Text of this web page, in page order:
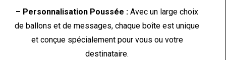
– Personnalisation Poussée : Avec un large choix
de ballons et de messages, chaque boîte est unique
et conçue spécialement pour vous ou votre
destinataire.